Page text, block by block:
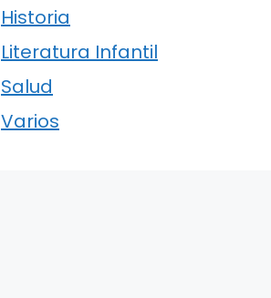
Historia
Literatura Infantil
Salud
Varios